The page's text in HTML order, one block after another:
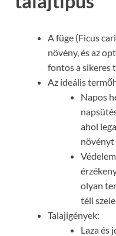
A füge (Ficus
növény, és az
fontos a sikeres
Az ideális
Napos
ahol
növényt
olyan
téli
Talajigények:
Laza és